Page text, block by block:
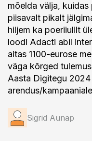
mõelda välja,
piisavalt pikalt
hiljem ka poeriiulilt
loodi Adacti abil
aitas 1100-eurose
väga kõrged
Aasta Digitegu
arendus/
Sigrid Aunap